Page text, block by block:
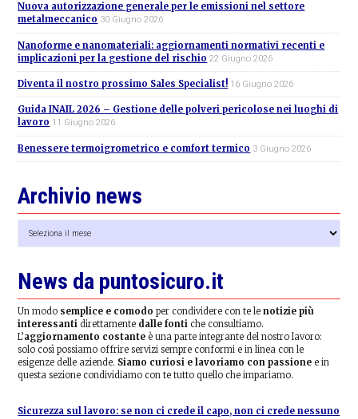
Nuova autorizzazione generale per le emissioni nel settore
metalmeccanico 30 Giugno 2026
Nanoforme e nanomateriali: aggiornamenti normativi recenti e
implicazioni per la gestione del rischio 22 Giugno 2026
Diventa il nostro prossimo Sales Specialist! 16 Giugno 2026
Guida INAIL 2026 – Gestione delle polveri pericolose nei luoghi di
lavoro 11 Giugno 2026
Benessere termoigrometrico e comfort termico 3 Giugno 2026
Archivio news
news
News da puntosicuro.it
Un modo semplice e comodo per condividere con te lenotizie più
interessanti direttamente dalle fonti che consultiamo.
L’aggiornamento costante è una parte integrante del nostro lavoro:
solo così possiamo offrire servizi sempre conformi e in linea con le
esigenze delle aziende. Siamo curiosi e lavoriamo con passione e in
questa sezione condividiamo con te tutto quello che impariamo.
Sicurezza sul lavoro: se non ci crede il capo, non ci crede nessuno